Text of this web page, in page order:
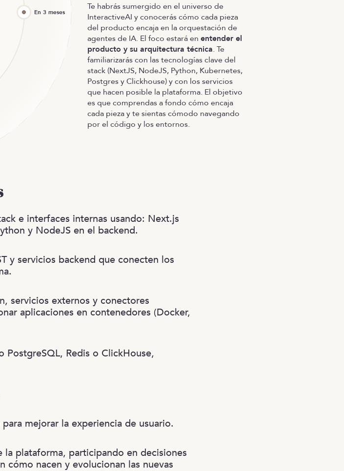
Te habrás sumergido en el universo de
InteractiveAI y conocerás cómo cada pieza
del producto encaja en la orquestación de
agentes de IA. El foco estará en entender el
producto y su arquitectura técnica. Te
familiarizarás con las tecnologías clave del
stack (NextJS, NodeJS, Python, Kubernetes,
Postgres y Clickhouse) y con los servicios
que hacen posible la plataforma. El objetivo
es que comprendas a fondo cómo encaja
cada pieza y te sientas cómodo navegando
por el código y los entornos.
e interfaces internas usando: Next.js
y NodeJS en el backend.
y servicios backend que conecten los
servicios externos y conectores
aplicaciones en contenedores (Docker,
PostgreSQL, Redis o ClickHouse,
mejorar la experiencia de usuario.
plataforma, participando en decisiones
nacen y evolucionan las nuevas